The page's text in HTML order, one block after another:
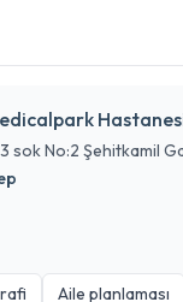
sok No:2 Şehitkamil
Aile planlaması